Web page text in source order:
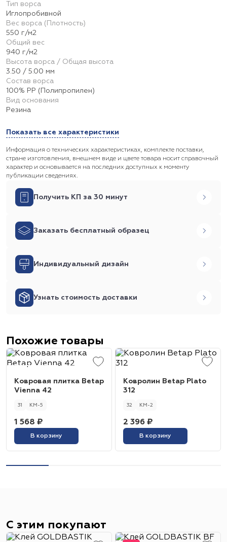
Тип ворса
Иглопробивной
Вес ворса (Плотность)
550 г/м2
Общий вес
940 г/м2
Высота ворса / Общая высота
3.50 / 5.00 мм
Состав ворса
100% PP (Полипропилен)
Вид основания
Резина
Показать все характеристики
Информация о технических характеристиках, комплекте поставки,
стране изготовления, внешнем виде и цвете товара носит справочный
характер и основывается на последних доступных к моменту
публикации сведениях.
Получить КП за 30 минут
Заказать бесплатный образец
Индивидуальный дизайн
Узнать стоимость доставки
Похожие товары
Ковровая плитка Betap
Vienna 42
31 КМ-5
1 568 ₽
В корзину
Ковролин Betap Plato
312
32 КМ-2
2 396 ₽
В корзину
С этим покупают